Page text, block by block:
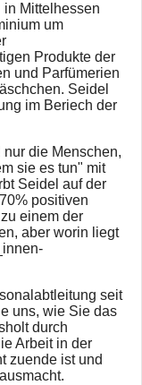
Mittelhessen
um
Produkte der
und Parfümerien
Seidel
im Beriech der
die Menschen,
sie es tun" mit
Seidel auf der
positiven
einem der
aber worin liegt
seit
uns, wie Sie das
durch
Arbeit in der
zuende ist und